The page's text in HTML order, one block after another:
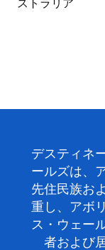
デスティネ
ールズは、
先住民族お
重し、アボ
ス・ウェー
者および